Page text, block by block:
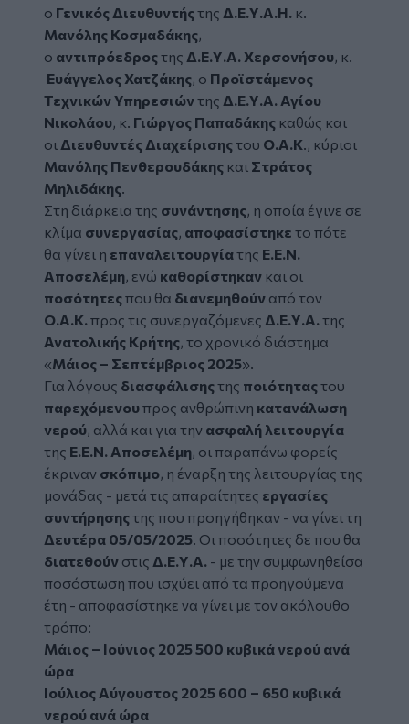
ο Γενικός Διευθυντήςτης Δ.Ε.Υ.Α.Η. κ.
Μανόλης Κοσμαδάκης,
ο αντιπρόεδροςτης Δ.Ε.Υ.Α. Χερσονήσου, κ.
Ευάγγελος Χατζάκης, ο Προϊστάμενος
Τεχνικών Υπηρεσιώντης Δ.Ε.Υ.Α. Αγίου
Νικολάου, κ. Γιώργος Παπαδάκης καθώς και
οι Διευθυντές Διαχείρισηςτου Ο.Α.Κ., κύριοι
Μανόλης Πενθερουδάκης και Στράτος
Μηλιδάκης.
Στη διάρκεια της συνάντησης, η οποία έγινε σε
κλίμα συνεργασίας, αποφασίστηκε το πότε
θα γίνει η επαναλειτουργίατης Ε.Ε.Ν.
Αποσελέμη, ενώ καθορίστηκαν και οι
ποσότητεςπου θα διανεμηθούν από τον
Ο.Α.Κ.προς τις συνεργαζόμενες Δ.Ε.Υ.Α.της
Ανατολικής Κρήτης, το χρονικό διάστημα
«Μάιος – Σεπτέμβριος 2025».
Για λόγους διασφάλισηςτης ποιότηταςτου
παρεχόμενουπρος ανθρώπινη κατανάλωση
νερού, αλλά και για την ασφαλή λειτουργία
της Ε.Ε.Ν. Αποσελέμη, οι παραπάνω φορείς
έκριναν σκόπιμο, η έναρξη της λειτουργίας της
μονάδας - μετά τις απαραίτητες εργασίες
συντήρησηςτης που προηγήθηκαν - να γίνει τη
Δευτέρα 05/05/2025. Οι ποσότητες δε που θα
διατεθούν στις Δ.Ε.Υ.Α. - με την συμφωνηθείσα
ποσόστωση που ισχύει από τα προηγούμενα
έτη - αποφασίστηκε να γίνει με τον ακόλουθο
τρόπο:
Μάιος – Ιούνιος 2025 500 κυβικά νερού ανά
ώρα
Ιούλιος Αύγουστος 2025 600 – 650 κυβικά
νερού ανά ώρα